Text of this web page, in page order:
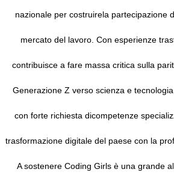
nazionale per costruirela partecipazione
mercato del lavoro. Con esperienze
contribuisce a fare massa critica sulla
Generazione Z verso scienza e tecnologia,
con forte richiesta dicompetenze
trasformazione digitale del paese con la
Asostenere Coding Girls è una grande